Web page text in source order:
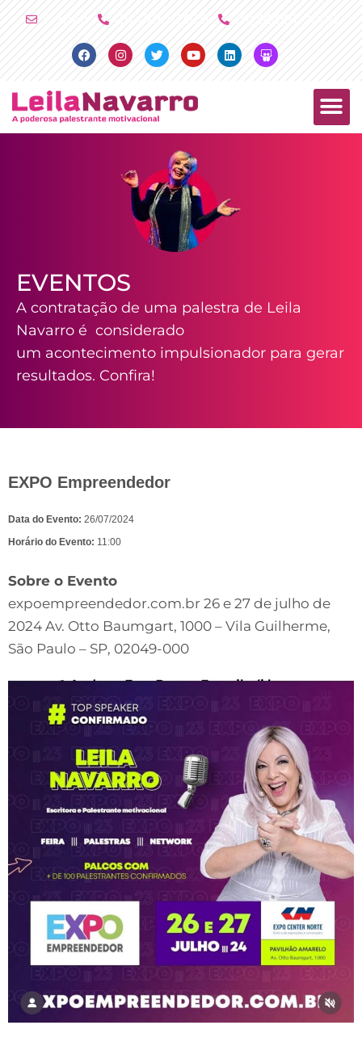
FacebookInstagramTwitterYoutubeLinkedinSlideshare
EVENTOS
A contratação de uma palestra de Leila
Navarro é considerado
um acontecimento impulsionador para gerar
resultados. Confira!
EXPO Empreendedor
Data do Evento: 26/07/2024
Horário do Evento: 11:00
Sobre o Evento
expoempreendedor.com.br 26 e 27 de julho de
2024 Av. Otto Baumgart, 1000 – Vila Guilherme,
São Paulo – SP, 02049-000